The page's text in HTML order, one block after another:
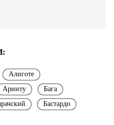
Алиготе
Аринту
Бага
Бастардо